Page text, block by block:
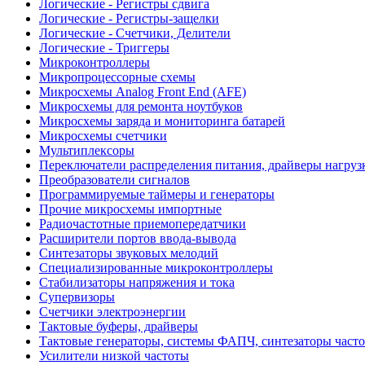
Логические - Регистры сдвига
Логические - Регистры-защелки
Логические - Счетчики, Делители
Логические - Триггеры
Микроконтроллеры
Микропроцессорные схемы
Микросхемы Analog Front End (AFE)
Микросхемы для ремонта ноутбуков
Микросхемы заряда и мониторинга батарей
Микросхемы счетчики
Мультиплексоры
Переключатели распределения питания, драйверы
Преобразователи сигналов
Программируемые таймеры и генераторы
Прочие микросхемы импортные
Радиочастотные приемопередатчики
Расширители портов ввода-вывода
Синтезаторы звуковых мелодий
Специализированные микроконтроллеры
Стабилизаторы напряжения и тока
Супервизоры
Счетчики электроэнергии
Тактовые буферы, драйверы
Тактовые генераторы, системы ФАПЧ, синтезаторы
Усилители низкой частоты